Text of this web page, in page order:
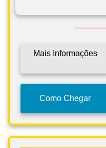
Mais Informações
Como Chegar